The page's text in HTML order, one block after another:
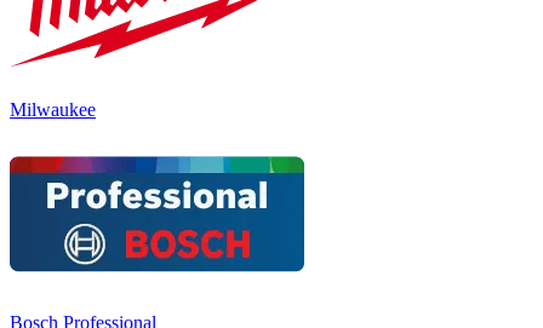
Milwaukee
Bosch Professional